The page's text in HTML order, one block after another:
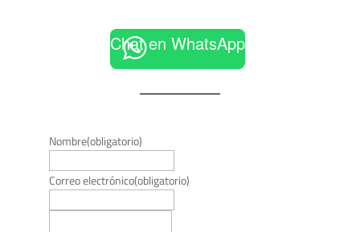
Chat en WhatsApp
Nombre(obligatorio)
Correo electrónico(obligatorio)